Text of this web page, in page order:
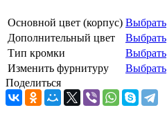
Основной цвет (корпус) Выбрать
Дополнительный цвет
Выбрать
Тип кромки
Выбрать
Изменить фурнитуру
Выбрать
Поделиться